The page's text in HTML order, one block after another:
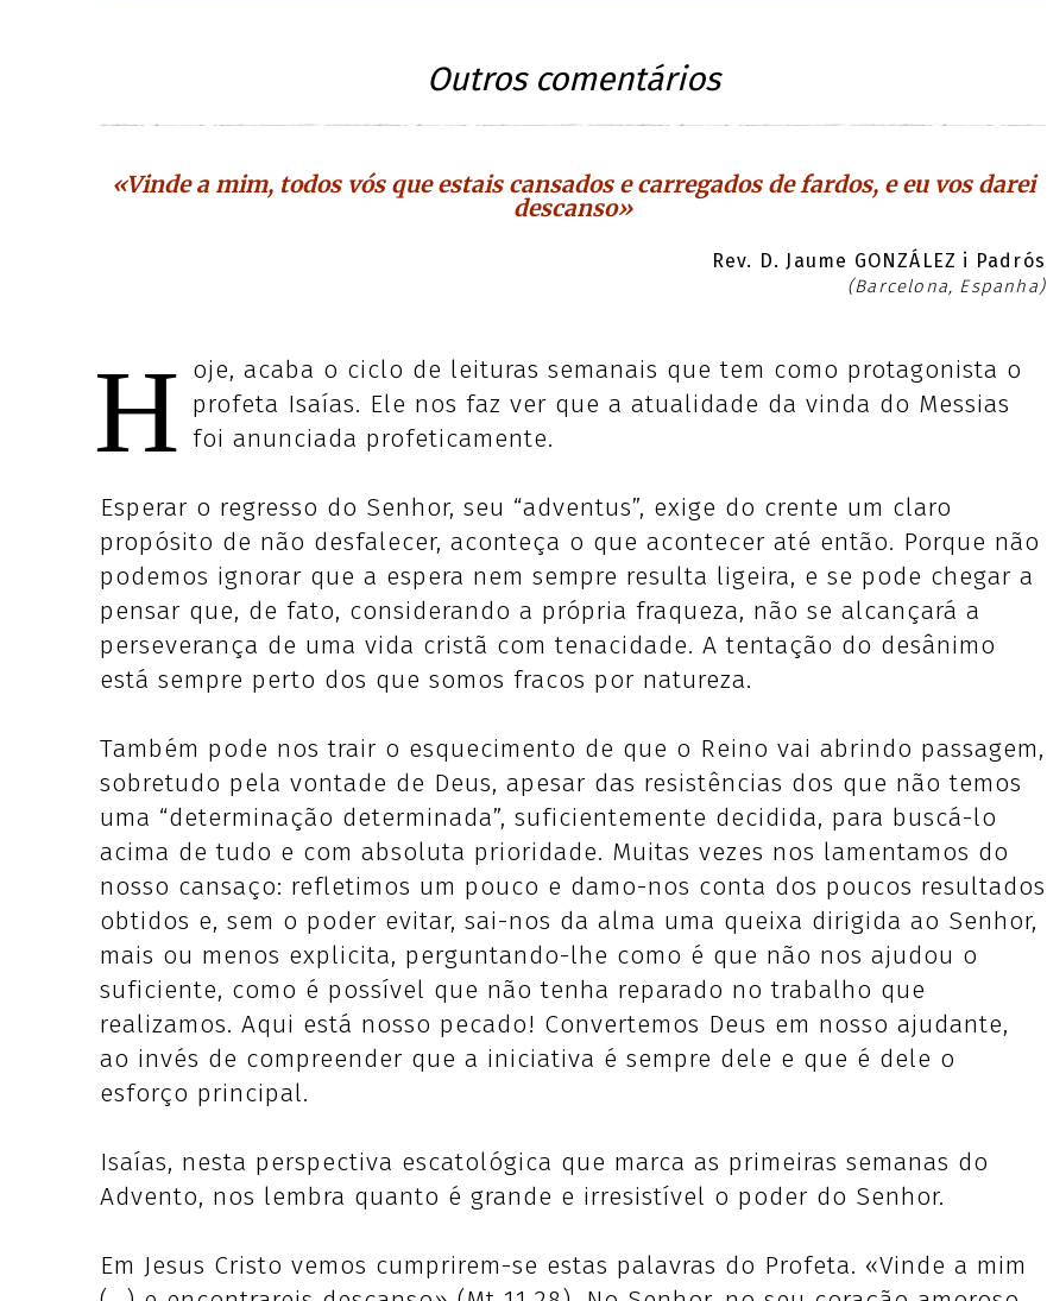
Outros comentários
«Vinde a mim, todos vós que estais cansados e carregados de fardos, e eu vos darei
descanso»
Rev. D. Jaume GONZÁLEZ i Padrós
(Barcelona, Espanha)
H oje, acaba o ciclo de leituras semanais que tem como protagonista o
profeta Isaías. Ele nos faz ver que a atualidade da vinda do Messias
foi anunciada profeticamente.
Esperar o regresso do Senhor, seu “adventus”, exige do crente um claro
propósito de não desfalecer, aconteça o que acontecer até então. Porque não
podemos ignorar que a espera nem sempre resulta ligeira, e se pode chegar a
pensar que, de fato, considerando a própria fraqueza, não se alcançará a
perseverança de uma vida cristã com tenacidade. A tentação do desânimo
está sempre perto dos que somos fracos por natureza.
Também pode nos trair o esquecimento de que o Reino vai abrindo passagem,
sobretudo pela vontade de Deus, apesar das resistências dos que não temos
uma “determinação determinada”, suficientemente decidida, para buscá-lo
acima de tudo e com absoluta prioridade. Muitas vezes nos lamentamos do
nosso cansaço: refletimos um pouco e damo-nos conta dos poucos resultados
obtidos e, sem o poder evitar, sai-nos da alma uma queixa dirigida ao Senhor,
mais ou menos explicita, perguntando-lhe como é que não nos ajudou o
suficiente, como é possível que não tenha reparado no trabalho que
realizamos. Aqui está nosso pecado! Convertemos Deus em nosso ajudante,
ao invés de compreender que a iniciativa é sempre dele e que é dele o
esforço principal.
Isaías, nesta perspectiva escatológica que marca as primeiras semanas do
Advento, nos lembra quanto é grande e irresistível o poder do Senhor.
Em Jesus Cristo vemos cumprirem-se estas palavras do Profeta. «Vinde a mim